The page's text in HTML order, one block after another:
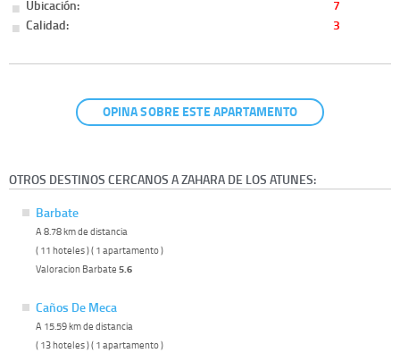
Ubicación:
7
Calidad:
3
OPINA SOBRE ESTE APARTAMENTO
OTROS DESTINOS CERCANOS A ZAHARA DE LOS ATUNES:
Barbate
A 8.78 km de distancia
( 11 hoteles ) ( 1 apartamento )
Valoracion Barbate 5.6
Caños De Meca
A 15.59 km de distancia
( 13 hoteles ) ( 1 apartamento )